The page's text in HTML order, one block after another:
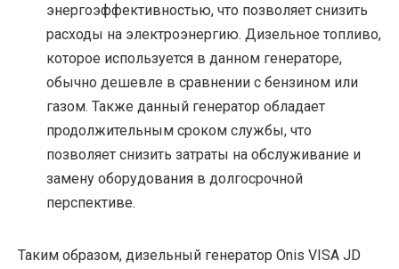
энергоэффективностью, что позволяет снизить
расходы на электроэнергию. Дизельное топливо,
которое используется в данном генераторе,
обычно дешевле в сравнении с бензином или
газом. Также данный генератор обладает
продолжительным сроком службы, что
позволяет снизить затраты на обслуживание и
замену оборудования в долгосрочной
перспективе.
Таким образом, дизельный генератор Onis VISA JD